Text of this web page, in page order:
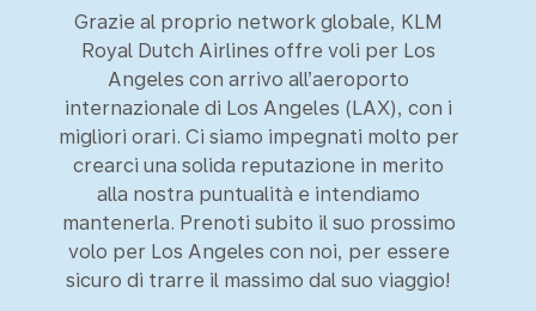
Grazie al proprio network globale, KLM
Royal Dutch Airlines offre voli per Los
Angeles con arrivo all’aeroporto
internazionale di Los Angeles (LAX), con i
migliori orari. Ci siamo impegnati molto per
crearci una solida reputazione in merito
alla nostra puntualità e intendiamo
mantenerla. Prenoti subito il suo prossimo
volo per Los Angeles con noi, per essere
sicuro di trarre il massimo dal suo viaggio!